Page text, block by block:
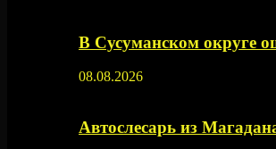
В Сусуманском округе
08.08.2026
Автослесарь из